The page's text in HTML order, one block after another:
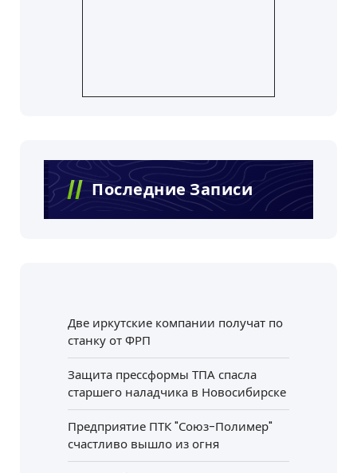
Последние Записи
Две иркутские компании получат по
станку от ФРП
Защита прессформы ТПА спасла
старшего наладчика в Новосибирске
Предприятие ПТК "Союз-Полимер"
счастливо вышло из огня